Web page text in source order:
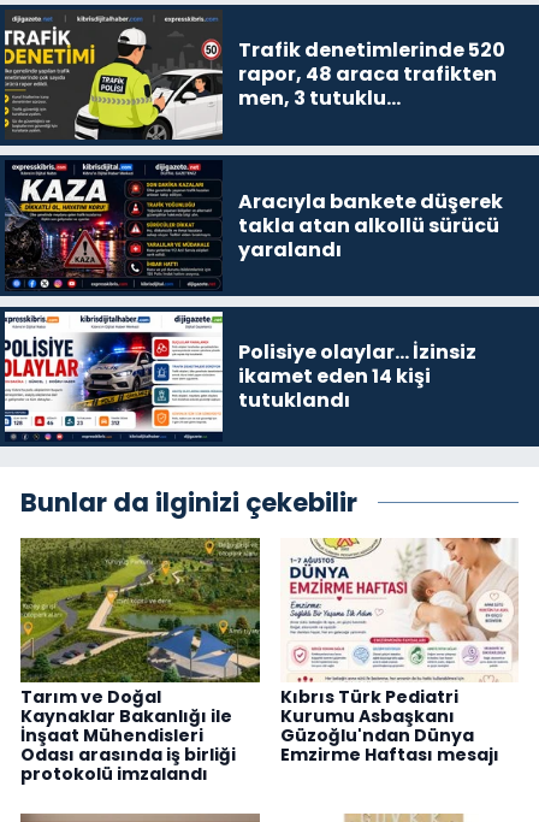
Trafik denetimlerinde 520
rapor, 48 araca trafikten
men, 3 tutuklu…
Aracıyla bankete düşerek
takla atan alkollü sürücü
yaralandı
Polisiye olaylar… İzinsiz
ikamet eden 14 kişi
tutuklandı
Bunlar da ilginizi çekebilir
Tarım ve Doğal
Kaynaklar Bakanlığı ile
İnşaat Mühendisleri
Odası arasında iş birliği
protokolü imzalandı
Kıbrıs Türk Pediatri
Kurumu Asbaşkanı
Güzoğlu'ndan Dünya
Emzirme Haftası mesajı